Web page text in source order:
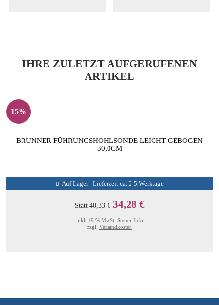
IHRE ZULETZT AUFGERUFENEN
ARTIKEL
15%
BRUNNER FÜHRUNGSHOHLSONDE LEICHT GEBOGEN
30,0CM
Auf Lager - Lieferzeit ca. 2-5 Werktage
Statt40,33 € 34,28 €
inkl. 19 % MwSt. Steuer-Info
zzgl. Versandkosten